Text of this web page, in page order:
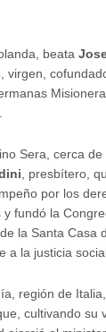
beata
, virgen,
Sera, cerca de
, presbítero,
por los
fundó la
la Santa Casa
a la justicia
región de
cultivando su